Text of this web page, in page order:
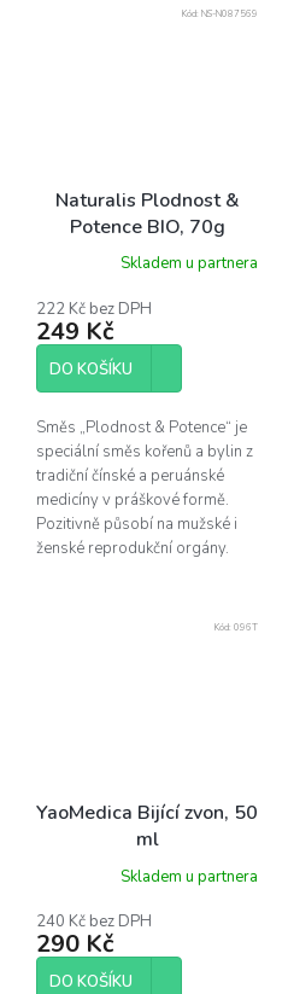
Naturalis Plodnost &
Potence BIO, 70g
Skladem u partnera
222 Kč bez DPH
249 Kč
DO KOŠÍKU
Směs „Plodnost & Potence“ je
speciální směs kořenů a bylin z
tradiční čínské a peruánské
medicíny v práškové formě.
Pozitivně působí na mužské i
ženské reprodukční orgány.
Kód: NS-N087569
YaoMedica Bijící zvon, 50
ml
Skladem u partnera
240 Kč bez DPH
290 Kč
DO KOŠÍKU
Kód: 096T